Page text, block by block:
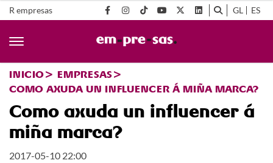
R empresas GL ES
INICIO
EMPRESAS
COMO AXUDA UN INFLUENCER Á MIÑA MARCA?
Como axuda un influencer á
miña marca?
2017-05-10 22:00